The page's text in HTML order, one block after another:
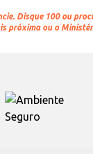
Disque 100 ou
próxima ou o